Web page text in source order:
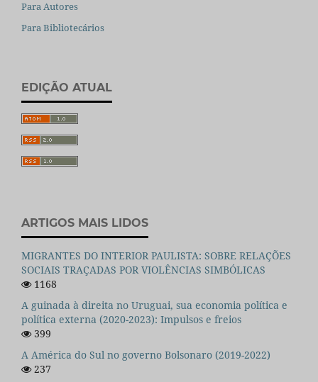
Para Autores
Para Bibliotecários
EDIÇÃO ATUAL
ARTIGOS MAIS LIDOS
MIGRANTES DO INTERIOR PAULISTA: SOBRE RELAÇÕES
SOCIAIS TRAÇADAS POR VIOLÊNCIAS SIMBÓLICAS
1168
A guinada à direita no Uruguai, sua economia política e
política externa (2020-2023): Impulsos e freios
399
A América do Sul no governo Bolsonaro (2019-2022)
237